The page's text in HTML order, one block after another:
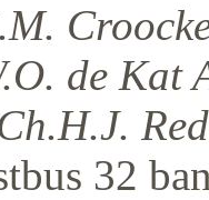
de Kat
32